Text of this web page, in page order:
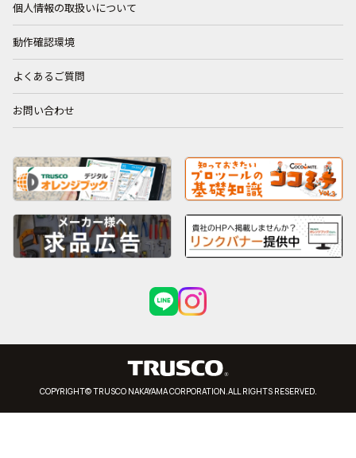
個人情報の取扱いについて
動作確認環境
よくあるご質問
お問い合わせ
COPYRIGHT© TRUSCO NAKAYAMA CORPORATION.ALL RIGHTS RESERVED.